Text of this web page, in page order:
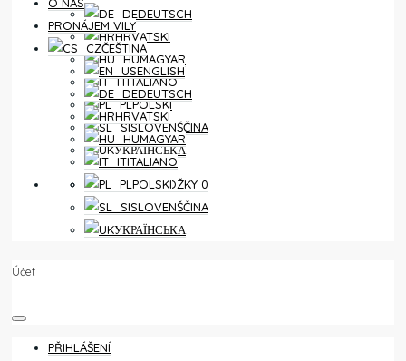
DEUTSCH
HRVATSKI
MAGYAR
ITALIANO
POLSKI
SLOVENŠČINA
УКРАЇНСЬКА
OBLÍBENÉ POLOŽKY 0
PRONÁJEM VILY
ČEŠTINA
ENGLISH
DEUTSCH
HRVATSKI
MAGYAR
ITALIANO
POLSKI
SLOVENŠČINA
УКРАЇНСЬКА
Účet
PŘIHLÁŠENÍ